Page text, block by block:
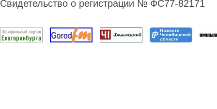
Свидетельство о регистрации № ФС77-82171